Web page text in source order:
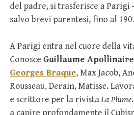
del padre, si trasferisce a
salvo brevi parentesi, fino al
A Parigi entra nel cuore della
Conosce Guillaume Apollinaire
Georges Braque, Max Jacob,
Rousseau, Derain, Matisse.
e scrittore per la rivistaLa Plume
a capire profondamente il